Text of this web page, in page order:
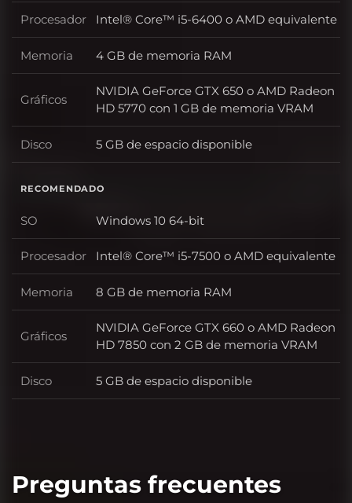
Procesador Procesador
Intel® Core™ i5-6400 o AMD equivalente
Memoria Memoria
4 GB de memoria RAM
Gráficos Gráficos
NVIDIA GeForce GTX 650 o AMD Radeon
HD 5770 con 1 GB de memoria VRAM
Disco Disco
5 GB de espacio disponible
RECOMENDADO
SO SO
Windows 10 64-bit
Procesador Procesador
Intel® Core™ i5-7500 o AMD equivalente
Memoria Memoria
8 GB de memoria RAM
Gráficos Gráficos
NVIDIA GeForce GTX 660 o AMD Radeon
HD 7850 con 2 GB de memoria VRAM
Disco Disco
5 GB de espacio disponible
Preguntas frecuentes